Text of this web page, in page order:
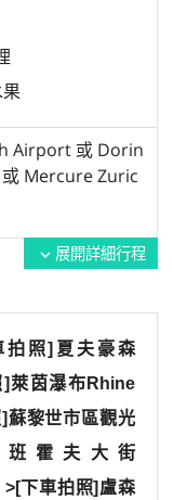
Airport 或 Dorin
Mercure Zuric
expand_more 展開詳細行程
照]夏夫豪森
萊茵瀑布Rhine
蘇黎世市區觀光
霍夫大街
下車拍照]盧森